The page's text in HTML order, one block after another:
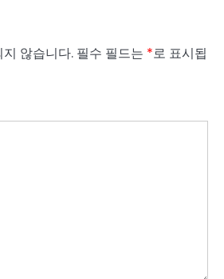
않습니다. 필수 필드는 *로 표시됩